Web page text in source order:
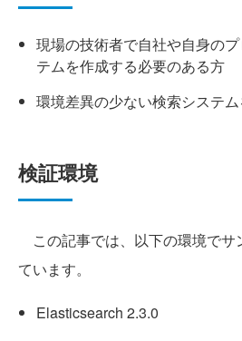
現場の技術者で自社や自身の
テムを作成する必要のある方
環境差異の少ない検索システ
検証環境
この記事では、以下の環境でサ
ています。
Elasticsearch 2.3.0